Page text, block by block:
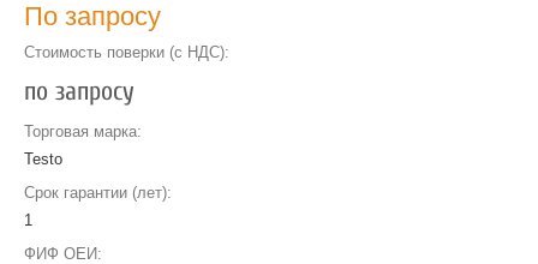
По запросу
Стоимость поверки (с НДС):
по запросу
Торговая марка:
Testo
Срок гарантии (лет):
1
ФИФ ОЕИ: